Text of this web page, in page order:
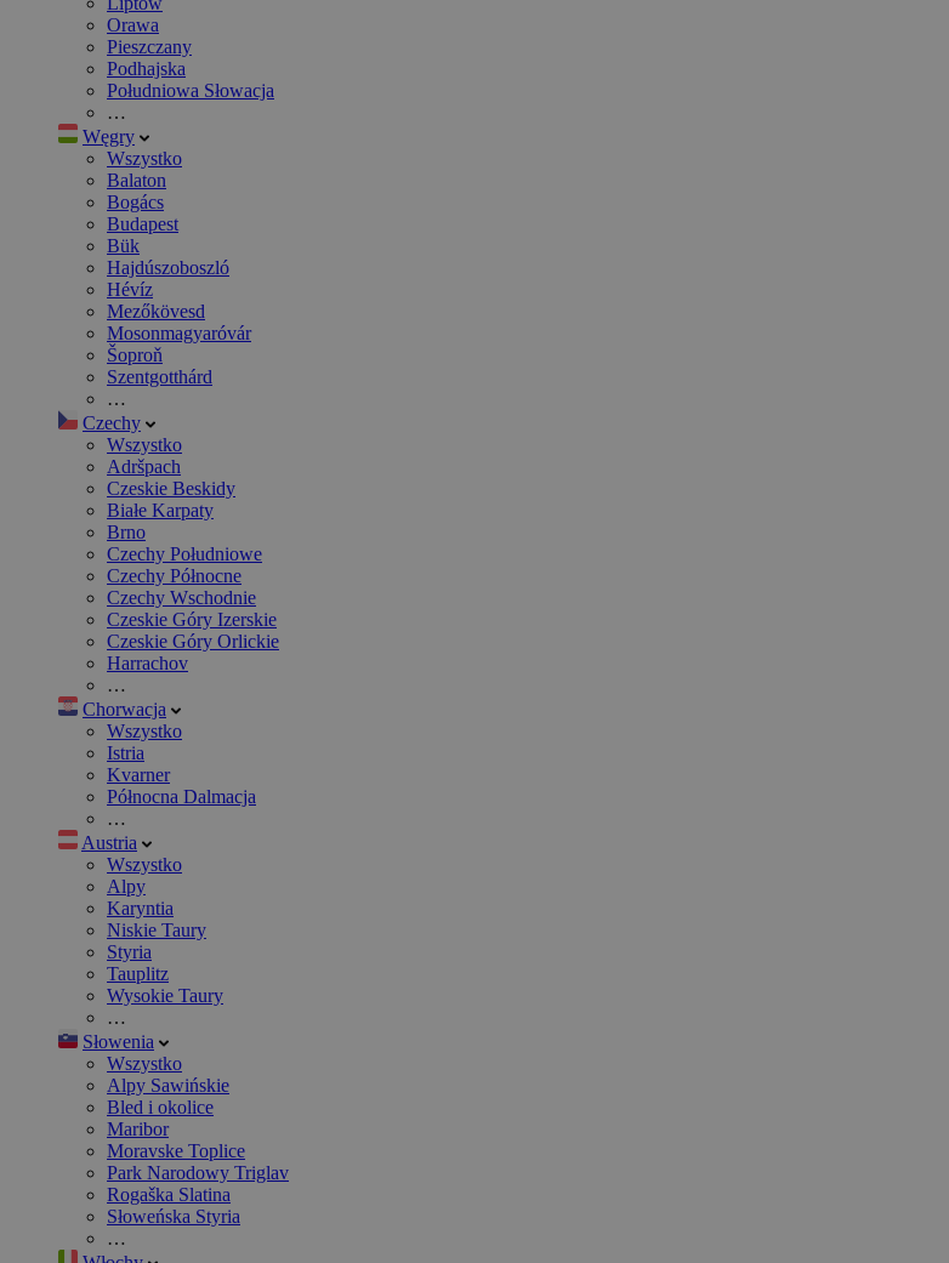
Orawa
Pieszczany
Podhajska
Południowa Słowacja
…
Węgry
Wszystko
Balaton
Bogács
Budapest
Bük
Hajdúszoboszló
Hévíz
Mezőkövesd
Mosonmagyaróvár
Šoproň
Szentgotthárd
…
Czechy
Wszystko
Adršpach
Czeskie Beskidy
Białe Karpaty
Brno
Czechy Południowe
Czechy Północne
Czechy Wschodnie
Czeskie Góry Izerskie
Czeskie Góry Orlickie
Harrachov
…
Chorwacja
Wszystko
Istria
Kvarner
Północna Dalmacja
…
Austria
Wszystko
Alpy
Karyntia
Niskie Taury
Styria
Tauplitz
Wysokie Taury
…
Słowenia
Wszystko
Alpy Sawińskie
Bled i okolice
Maribor
Moravske Toplice
Park Narodowy Triglav
Rogaška Slatina
Słoweńska Styria
…